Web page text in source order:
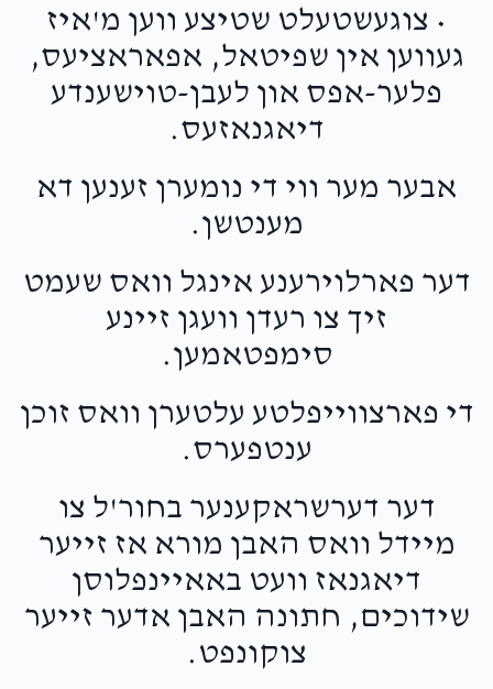
• צוגעשטעלט שטיצע ווען מ'איז
געווען אין שפיטאל, אפאראציעס,
פלער-אפס און לעבן-טוישענדע
דיאגנאזעס.
אבער מער ווי די נומערן זענען דא
מענטשן.
דער פארלוירענע אינגל וואס שעמט
זיך צו רעדן וועגן זיינע
סימפטאמען.
די פארצווייפלטע עלטערן וואס זוכן
ענטפערס.
דער דערשראקענער בחור'ל צו
מיידל וואס האבן מורא אז זייער
דיאגנאז וועט באאיינפלוסן
שידוכים, חתונה האבן אדער זייער
צוקונפט.